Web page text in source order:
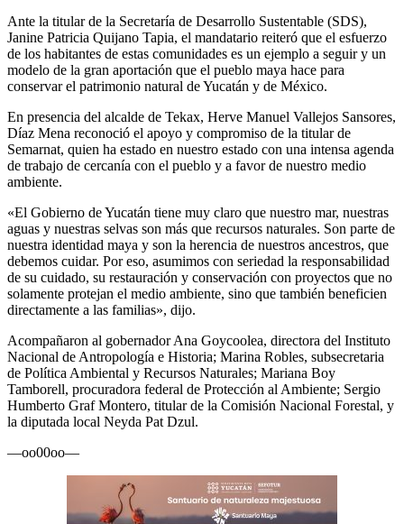
Ante la titular de la Secretaría de Desarrollo Sustentable (SDS),
Janine Patricia Quijano Tapia, el mandatario reiteró que el esfuerzo
de los habitantes de estas comunidades es un ejemplo a seguir y un
modelo de la gran aportación que el pueblo maya hace para
conservar el patrimonio natural de Yucatán y de México.
En presencia del alcalde de Tekax, Herve Manuel Vallejos Sansores,
Díaz Mena reconoció el apoyo y compromiso de la titular de
Semarnat, quien ha estado en nuestro estado con una intensa agenda
de trabajo de cercanía con el pueblo y a favor de nuestro medio
ambiente.
«El Gobierno de Yucatán tiene muy claro que nuestro mar, nuestras
aguas y nuestras selvas son más que recursos naturales. Son parte de
nuestra identidad maya y son la herencia de nuestros ancestros, que
debemos cuidar. Por eso, asumimos con seriedad la responsabilidad
de su cuidado, su restauración y conservación con proyectos que no
solamente protejan el medio ambiente, sino que también beneficien
directamente a las familias», dijo.
Acompañaron al gobernador Ana Goycoolea, directora del Instituto
Nacional de Antropología e Historia; Marina Robles, subsecretaria
de Política Ambiental y Recursos Naturales; Mariana Boy
Tamborell, procuradora federal de Protección al Ambiente; Sergio
Humberto Graf Montero, titular de la Comisión Nacional Forestal, y
la diputada local Neyda Pat Dzul.
—oo00oo—